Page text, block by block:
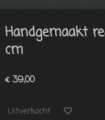
Handgemaakt
cm
€ 39,00
Uitverkocht